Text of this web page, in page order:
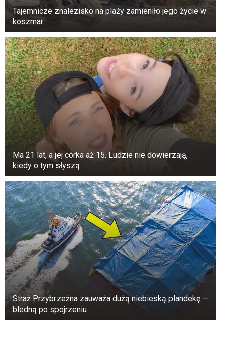
Tajemnicze znalezisko na plaży zamieniło jego życie w
koszmar
Ma 21 lat, a jej córka aż 15. Ludzie nie dowierzają,
kiedy o tym słyszą
Straż Przybrzeżna zauważa dużą niebieską plandekę —
bledną po spojrzeniu